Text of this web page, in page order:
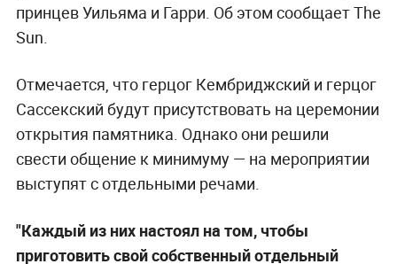
принцев Уильяма и Гарри. Об этом сообщает The
Sun.
Отмечается, что герцог Кембриджский и герцог
Сассекский будут присутствовать на церемонии
открытия памятника. Однако они решили
свести общение к минимуму — на мероприятии
выступят с отдельными речами.
"Каждый из них настоял на том, чтобы
приготовить свой собственный отдельный